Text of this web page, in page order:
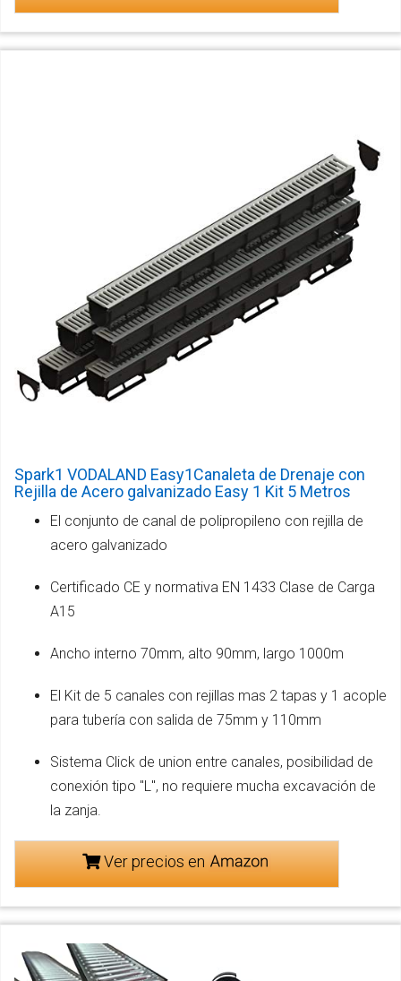
Spark1 VODALAND Easy1Canaleta de Drenaje con
Rejilla de Acero galvanizado Easy 1 Kit 5 Metros
El conjunto de canal de polipropileno con rejilla de
acero galvanizado
Certificado CE y normativa EN 1433 Clase de Carga
A15
Ancho interno 70mm, alto 90mm, largo 1000m
El Kit de 5 canales con rejillas mas 2 tapas y 1 acople
para tubería con salida de 75mm y 110mm
Sistema Click de union entre canales, posibilidad de
conexión tipo "L", no requiere mucha excavación de
la zanja.
Ver precios en